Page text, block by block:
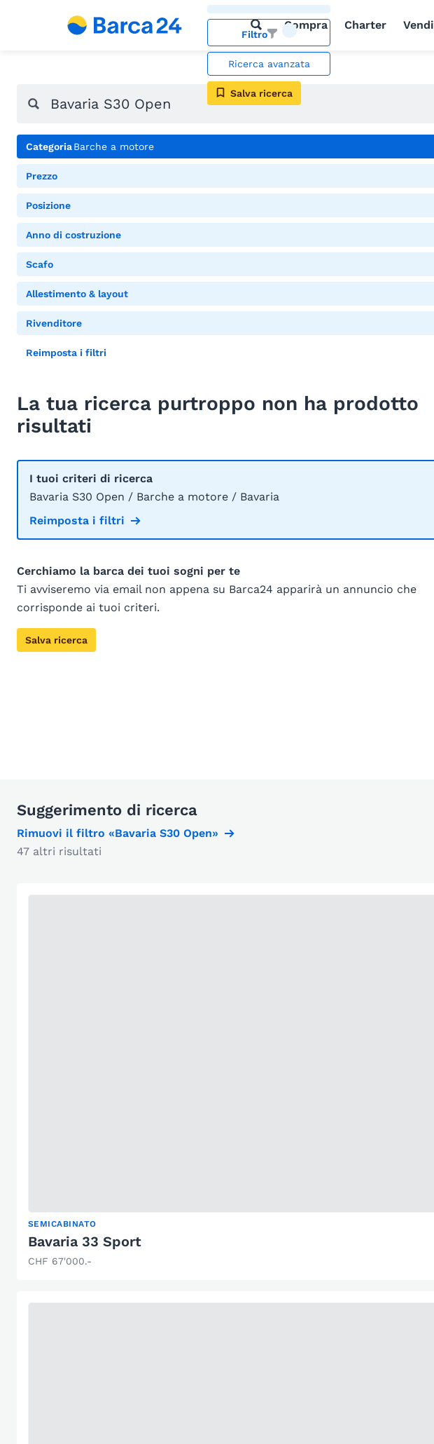
Compra Charter Vendi
Filtro
Ricerca avanzata
Salva ricerca
CategoriaBarche a motore
Prezzo
Posizione
Anno di costruzione
Scafo
Allestimento & layout
Rivenditore
Reimposta i filtri
La tua ricerca purtroppo non ha prodotto
risultati
I tuoi criteri di ricerca
Bavaria S30 Open / Barche a motore / Bavaria
Reimposta i filtri
Cerchiamo la barca dei tuoi sogni per te
Ti avviseremo via email non appena su Barca24 apparirà un annuncio che
corrisponde ai tuoi criteri.
Salva ricerca
Suggerimento di ricerca
Rimuovi il filtro «Bavaria S30 Open»
47 altri risultati
SEMICABINATO
Bavaria 33 Sport
CHF 67'000.-